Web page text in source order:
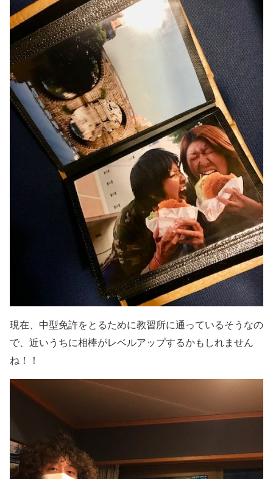
現在、 中型免許をとるために教習所に通っているそうなの
で、近いうちに相棒がレベルアップするかもしれません
ね！！